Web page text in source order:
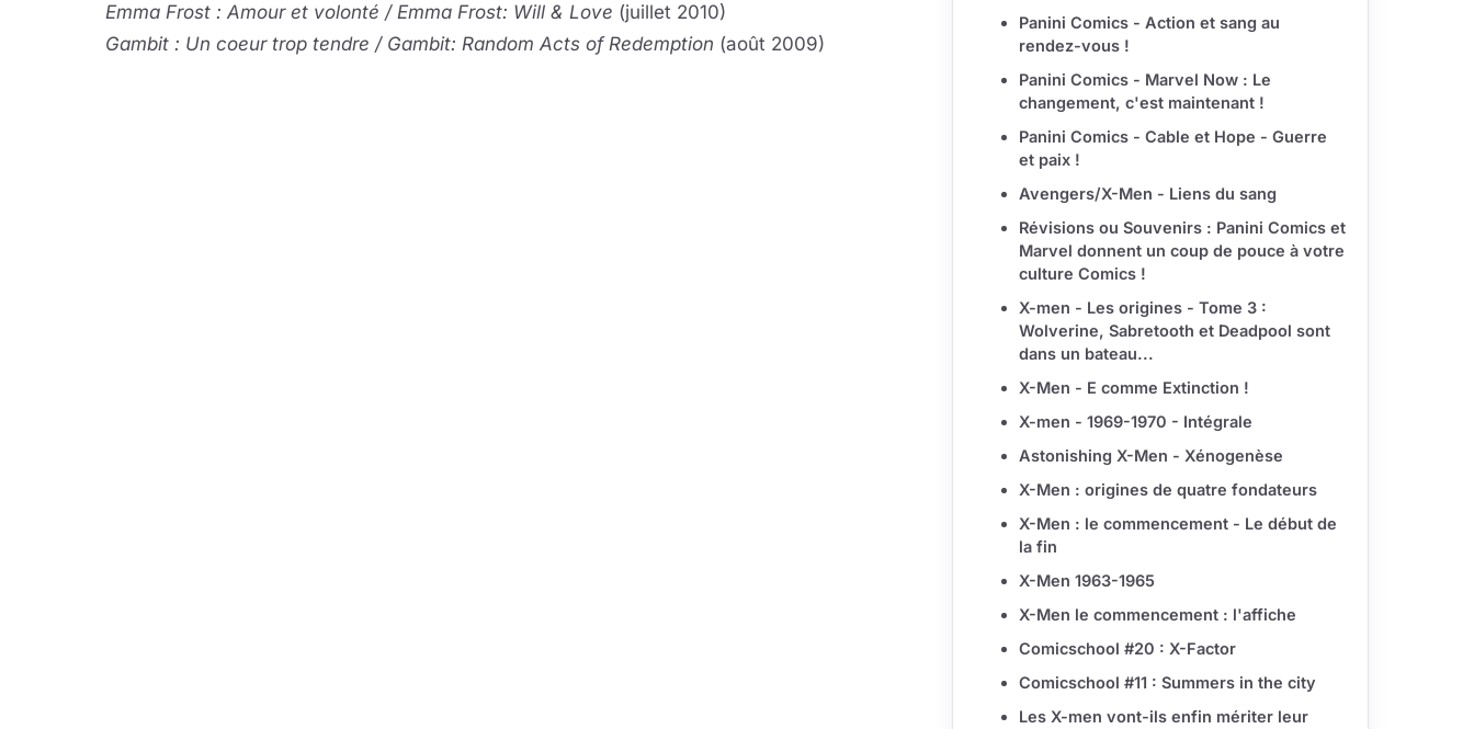
Emma Frost : Amour et volonté / Emma Frost: Will & Love (juillet 2010)
Gambit : Un coeur trop tendre / Gambit: Random Acts of Redemption (août 2009)
Panini Comics - Action et sang au
rendez-vous !
Panini Comics - Marvel Now : Le
changement, c'est maintenant !
Panini Comics - Cable et Hope - Guerre
et paix !
Avengers/X-Men - Liens du sang
Révisions ou Souvenirs : Panini Comics et
Marvel donnent un coup de pouce à votre
culture Comics !
X-men - Les origines - Tome 3 :
Wolverine, Sabretooth et Deadpool sont
dans un bateau...
X-Men - E comme Extinction !
X-men - 1969-1970 - Intégrale
Astonishing X-Men - Xénogenèse
X-Men : origines de quatre fondateurs
X-Men : le commencement - Le début de
la fin
X-Men 1963-1965
X-Men le commencement : l'affiche
Comicschool #20 : X-Factor
Comicschool #11 : Summers in the city
Les X-men vont-ils enfin mériter leur